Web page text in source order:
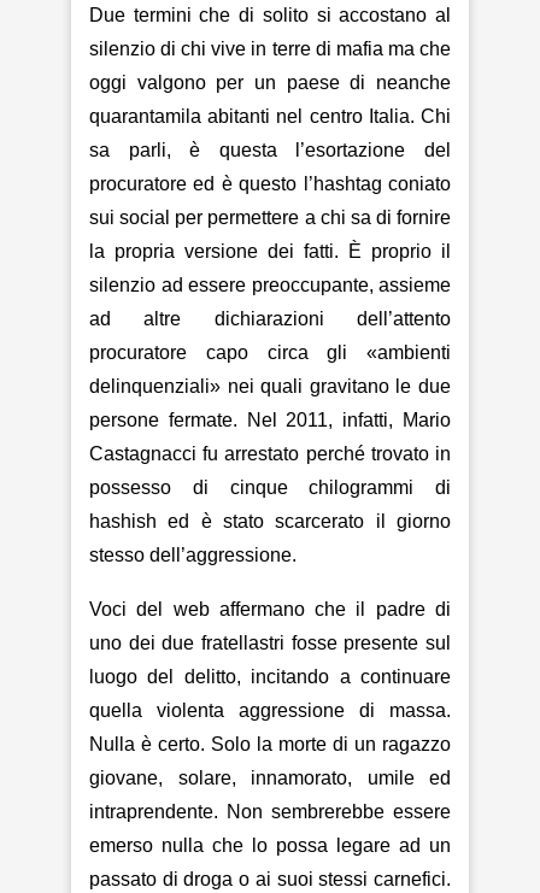
Due termini che di solito si accostano al
silenzio di chi vive in terre di mafia ma che
oggi valgono per un paese di neanche
quarantamila abitanti nel centro Italia. Chi
sa parli, è questa l’esortazione del
procuratore ed è questo l’hashtag coniato
sui social per permettere a chi sa di fornire
la propria versione dei fatti. È proprio il
silenzio ad essere preoccupante, assieme
ad altre dichiarazioni dell’attento
procuratore capo circa gli «ambienti
delinquenziali» nei quali gravitano le due
persone fermate. Nel 2011, infatti, Mario
Castagnacci fu arrestato perché trovato in
possesso di cinque chilogrammi di
hashish ed è stato scarcerato il giorno
stesso dell’aggressione.
Voci del web affermano che il padre di
uno dei due fratellastri fosse presente sul
luogo del delitto, incitando a continuare
quella violenta aggressione di massa.
Nulla è certo. Solo la morte di un ragazzo
giovane, solare, innamorato, umile ed
intraprendente. Non sembrerebbe essere
emerso nulla che lo possa legare ad un
passato di droga o ai suoi stessi carnefici.